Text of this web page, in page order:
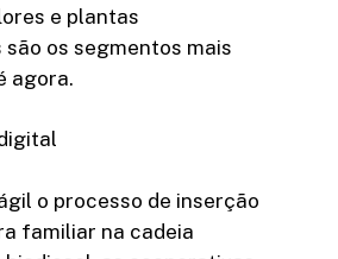
e plantas
os segmentos mais
agora.
o processo de inserção
familiar na cadeia